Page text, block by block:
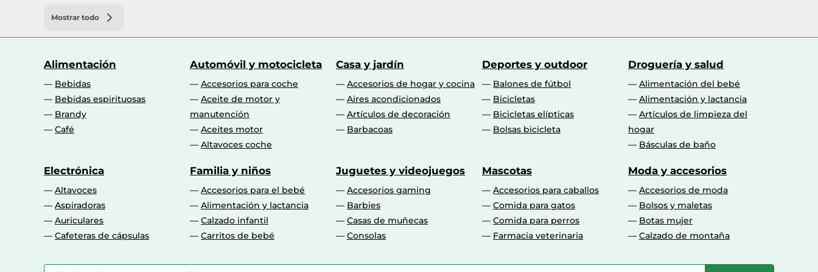
Mostrar todo
Alimentación
Bebidas
Bebidas espirituosas
Brandy
Café
Automóvil y motocicleta
Accesorios para coche
Aceite de motor y
manutención
Aceites motor
Altavoces coche
Casa y jardín
Accesorios de hogar y cocina
Aires acondicionados
Artículos de decoración
Barbacoas
Deportes y outdoor
Balones de fútbol
Bicicletas
Bicicletas elípticas
Bolsas bicicleta
Droguería y salud
Alimentación del bebé
Alimentación y lactancia
Artículos de limpieza del
hogar
Básculas de baño
Electrónica
Altavoces
Aspiradoras
Auriculares
Cafeteras de cápsulas
Familia y niños
Accesorios para el bebé
Alimentación y lactancia
Calzado infantil
Carritos de bebé
Juguetes y videojuegos
Accesorios gaming
Barbies
Casas de muñecas
Consolas
Mascotas
Accesorios para caballos
Comida para gatos
Comida para perros
Farmacia veterinaria
Moda y accesorios
Accesorios de moda
Bolsos y maletas
Botas mujer
Calzado de montaña